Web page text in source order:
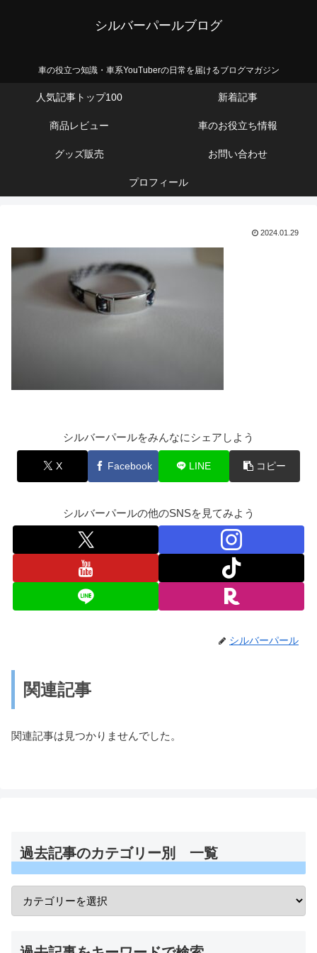
シルバーパールブログ
車の役立つ知識・車系YouTuberの日常を届けるブログマガジン
人気記事トップ100 新着記事
商品レビュー 車のお役立ち情報
グッズ販売 お問い合わせ
プロフィール
2024.01.29
シルバーパールをみんなにシェアしよう
X Facebook LINE コピー
シルバーパールの他のSNSを見てみよう
シルバーパール
関連記事
関連記事は見つかりませんでした。
過去記事のカテゴリー別 一覧